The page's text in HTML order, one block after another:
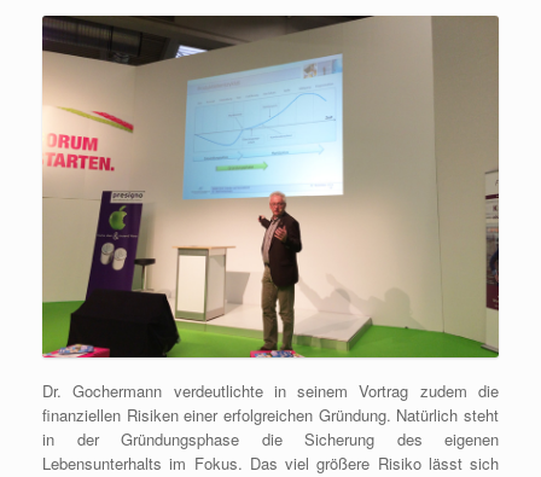
Dr. Gochermann verdeutlichte in seinem Vortrag zudem die
finanziellen Risiken einer erfolgreichen Gründung. Natürlich steht
in der Gründungsphase die Sicherung des eigenen
Lebensunterhalts im Fokus. Das viel größere Risiko lässt sich